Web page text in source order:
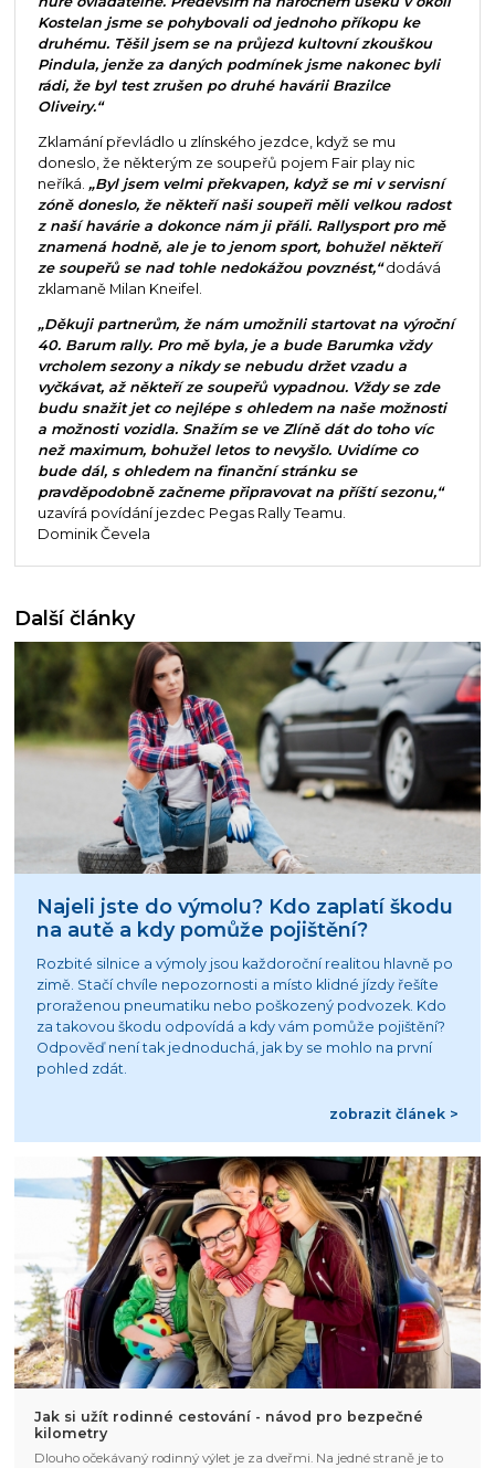
Kostelan jsme se pohybovali od jednoho příkopu ke
druhému. Těšil jsem se na průjezd kultovní zkouškou
Pindula, jenže za daných podmínek jsme nakonec byli
rádi, že byl test zrušen po druhé havárii Brazilce
Oliveiry.“
Zklamání převládlo u zlínského jezdce, když se mu
doneslo, že některým ze soupeřů pojem Fair play nic
neříká. „Byl jsem velmi překvapen, když se mi v servisní
zóně doneslo, že někteří naši soupeři měli velkou radost
z naší havárie a dokonce nám ji přáli. Rallysport pro mě
znamená hodně, ale je to jenom sport, bohužel někteří
ze soupeřů se nad tohle nedokážou povznést,“dodává
zklamaně Milan Kneifel.
„Děkuji partnerům, že nám umožnili startovat na výroční
40. Barum rally. Pro mě byla, je a bude Barumka vždy
vrcholem sezony a nikdy se nebudu držet vzadu a
vyčkávat, až někteří ze soupeřů vypadnou. Vždy se zde
budu snažit jet co nejlépe s ohledem na naše možnosti
a možnosti vozidla. Snažím se ve Zlíně dát do toho víc
než maximum, bohužel letos to nevyšlo. Uvidíme co
bude dál, s ohledem na finanční stránku se
pravděpodobně začneme připravovat na příští sezonu,“
uzavírá povídání jezdec Pegas Rally Teamu.
Dominik Čevela
Další články
Najeli jste do výmolu? Kdo zaplatí škodu
na autě a kdy pomůže pojištění?
Rozbité silnice a výmoly jsou každoroční realitou hlavně po
zimě. Stačí chvíle nepozornosti a místo klidné jízdy řešíte
proraženou pneumatiku nebo poškozený podvozek. Kdo
za takovou škodu odpovídá a kdy vám pomůže pojištění?
Odpověď není tak jednoduchá, jak by se mohlo na první
pohled zdát.
zobrazit článek >
Jak si užít rodinné cestování - návod pro bezpečné
kilometry
Dlouho očekávaný rodinný výlet je za dveřmi. Na jedné straně je to